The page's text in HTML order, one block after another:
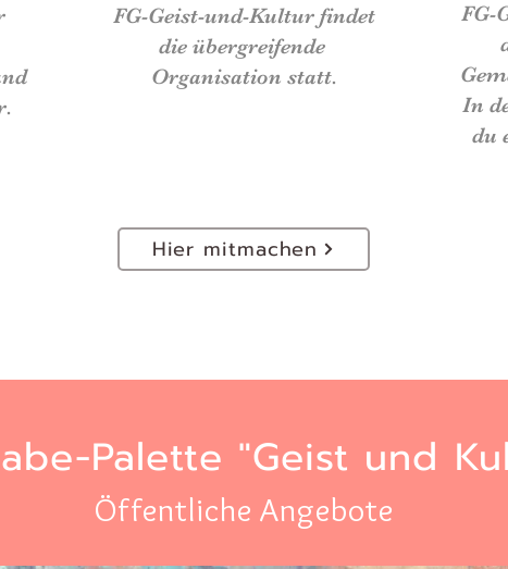
.
FG-Geist-und-Kultur findet
die übergreifende
Organisation statt.
FG-
In
du
Hier mitmachen
Palette "Geist und
Öffentliche Angebote